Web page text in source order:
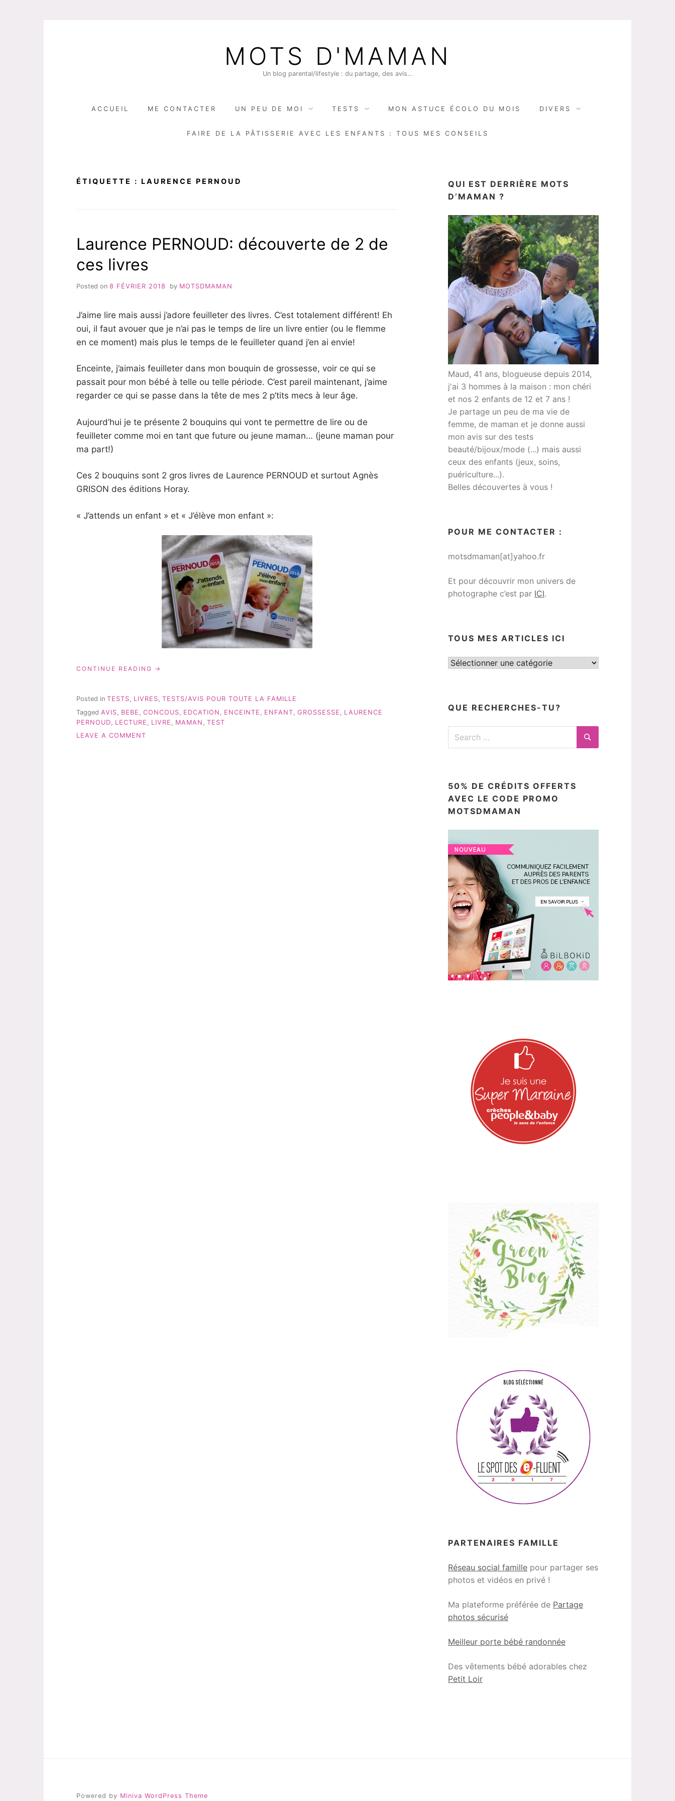
MOTS D'MAMAN
Un blog parental/lifestyle : du partage, des avis…
ACCUEIL ME CONTACTER UN PEU DE MOI TESTS MON ASTUCE ÉCOLO DU MOIS DIVERS
FAIRE DE LA PÂTISSERIE AVEC LES ENFANTS : TOUS MES CONSEILS
ÉTIQUETTE : LAURENCE PERNOUD
Laurence PERNOUD: découverte de 2 de
ces livres
Posted on 8 FÉVRIER 2018 by MOTSDMAMAN
J’aime lire mais aussi j’adore feuilleter des livres. C’est totalement différent! Eh
oui, il faut avouer que je n’ai pas le temps de lire un livre entier (ou le flemme
en ce moment) mais plus le temps de le feuilleter quand j’en ai envie!
Enceinte, j’aimais feuilleter dans mon bouquin de grossesse, voir ce qui se
passait pour mon bébé à telle ou telle période. C’est pareil maintenant, j’aime
regarder ce qui se passe dans la tête de mes 2 p’tits mecs à leur âge.
Aujourd’hui je te présente 2 bouquins qui vont te permettre de lire ou de
feuilleter comme moi en tant que future ou jeune maman… (jeune maman pour
ma part!)
Ces 2 bouquins sont 2 gros livres de Laurence PERNOUD et surtout Agnès
GRISON des éditions Horay.
« J’attends un enfant » et « J’élève mon enfant »:
CONTINUE READING « LAURENCE
DE
DE
CES
Posted in TESTS, LIVRES, TESTS/AVIS POUR TOUTE LA FAMILLE
Tagged AVIS BEBE CONCOUS EDCATION ENCEINTE ENFANT GROSSESSE
LAURENCE
PERNOUD
LECTURE LIVRE MAMAN
TEST
LEAVE A COMMENT
QUI EST DERRIÈRE MOTS
D’MAMAN ?
Maud, 41 ans, blogueuse depuis 2014,
j'ai 3 hommes à la maison : mon chéri
et nos 2 enfants de 12 et 7 ans !
Je partage un peu de ma vie de
femme, de maman et je donne aussi
mon avis sur des tests
beauté/bijoux/mode (...) mais aussi
ceux des enfants (jeux, soins,
puériculture...).
Belles découvertes à vous !
POUR ME CONTACTER :
motsdmaman[at]yahoo.fr
Et pour découvrir mon univers de
photographe c’est par ICI.
TOUS MES ARTICLES ICI
Tous
QUE RECHERCHES-TU?
Search
Search
50% DE CRÉDITS OFFERTS
AVEC LE CODE PROMO
MOTSDMAMAN
PARTENAIRES FAMILLE
Réseau social famille pour partager ses
photos et vidéos en privé !
Ma plateforme préférée de Partage
photos sécurisé
Meilleur porte bébé randonnée
Des vêtements bébé adorables chez
Petit Loir
Powered by Miniva WordPress Theme